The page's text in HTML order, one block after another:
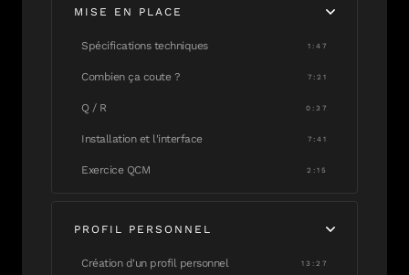
MISE EN PLACE
Spécifications techniques 1:47
Combien ça coute ? 7:21
Q / R 0:37
Installation et l'interface 7:41
Exercice QCM 2:15
PROFIL PERSONNEL
Création d'un profil personnel 13:27